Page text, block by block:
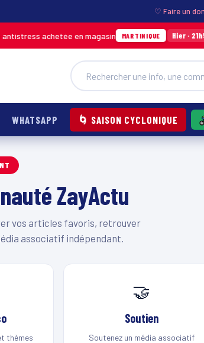
♡ Faire un don
achetée en magasin MARTINIQUE Hier · 21h54
WHATSAPP 🌀 SAISON CYCLONIQUE
ZayActu
vos articles favoris, retrouver
associatif indépendant.
thèmes
🤝
Soutien
Soutenez un média associatif